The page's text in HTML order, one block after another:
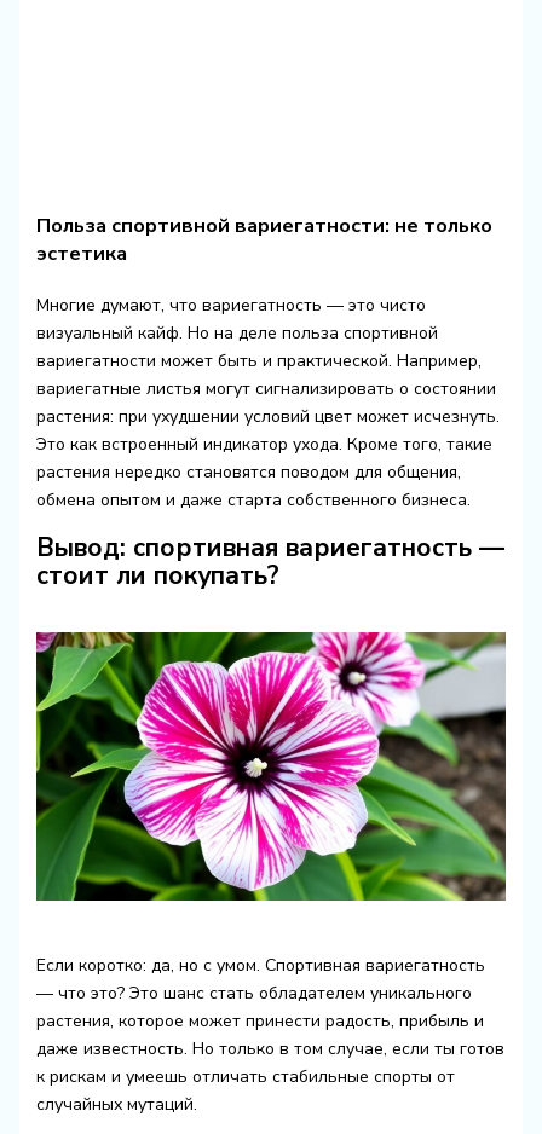
Польза спортивной вариегатности: не только
эстетика
Многие думают, что вариегатность — это чисто
визуальный кайф. Но на деле польза спортивной
вариегатности может быть и практической. Например,
вариегатные листья могут сигнализировать о состоянии
растения: при ухудшении условий цвет может исчезнуть.
Это как встроенный индикатор ухода. Кроме того, такие
растения нередко становятся поводом для общения,
обмена опытом и даже старта собственного бизнеса.
Вывод: спортивная вариегатность —
стоит ли покупать?
Если коротко: да, но с умом. Спортивная вариегатность
— что это? Это шанс стать обладателем уникального
растения, которое может принести радость, прибыль и
даже известность. Но только в том случае, если ты готов
к рискам и умеешь отличать стабильные спорты от
случайных мутаций.